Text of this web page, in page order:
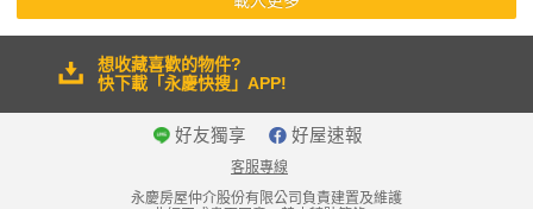
想收藏喜歡的物件?
快下載「永慶快搜」APP!
好友獨享 好屋速報
客服專線
永慶房屋仲介股份有限公司負責建置及維護